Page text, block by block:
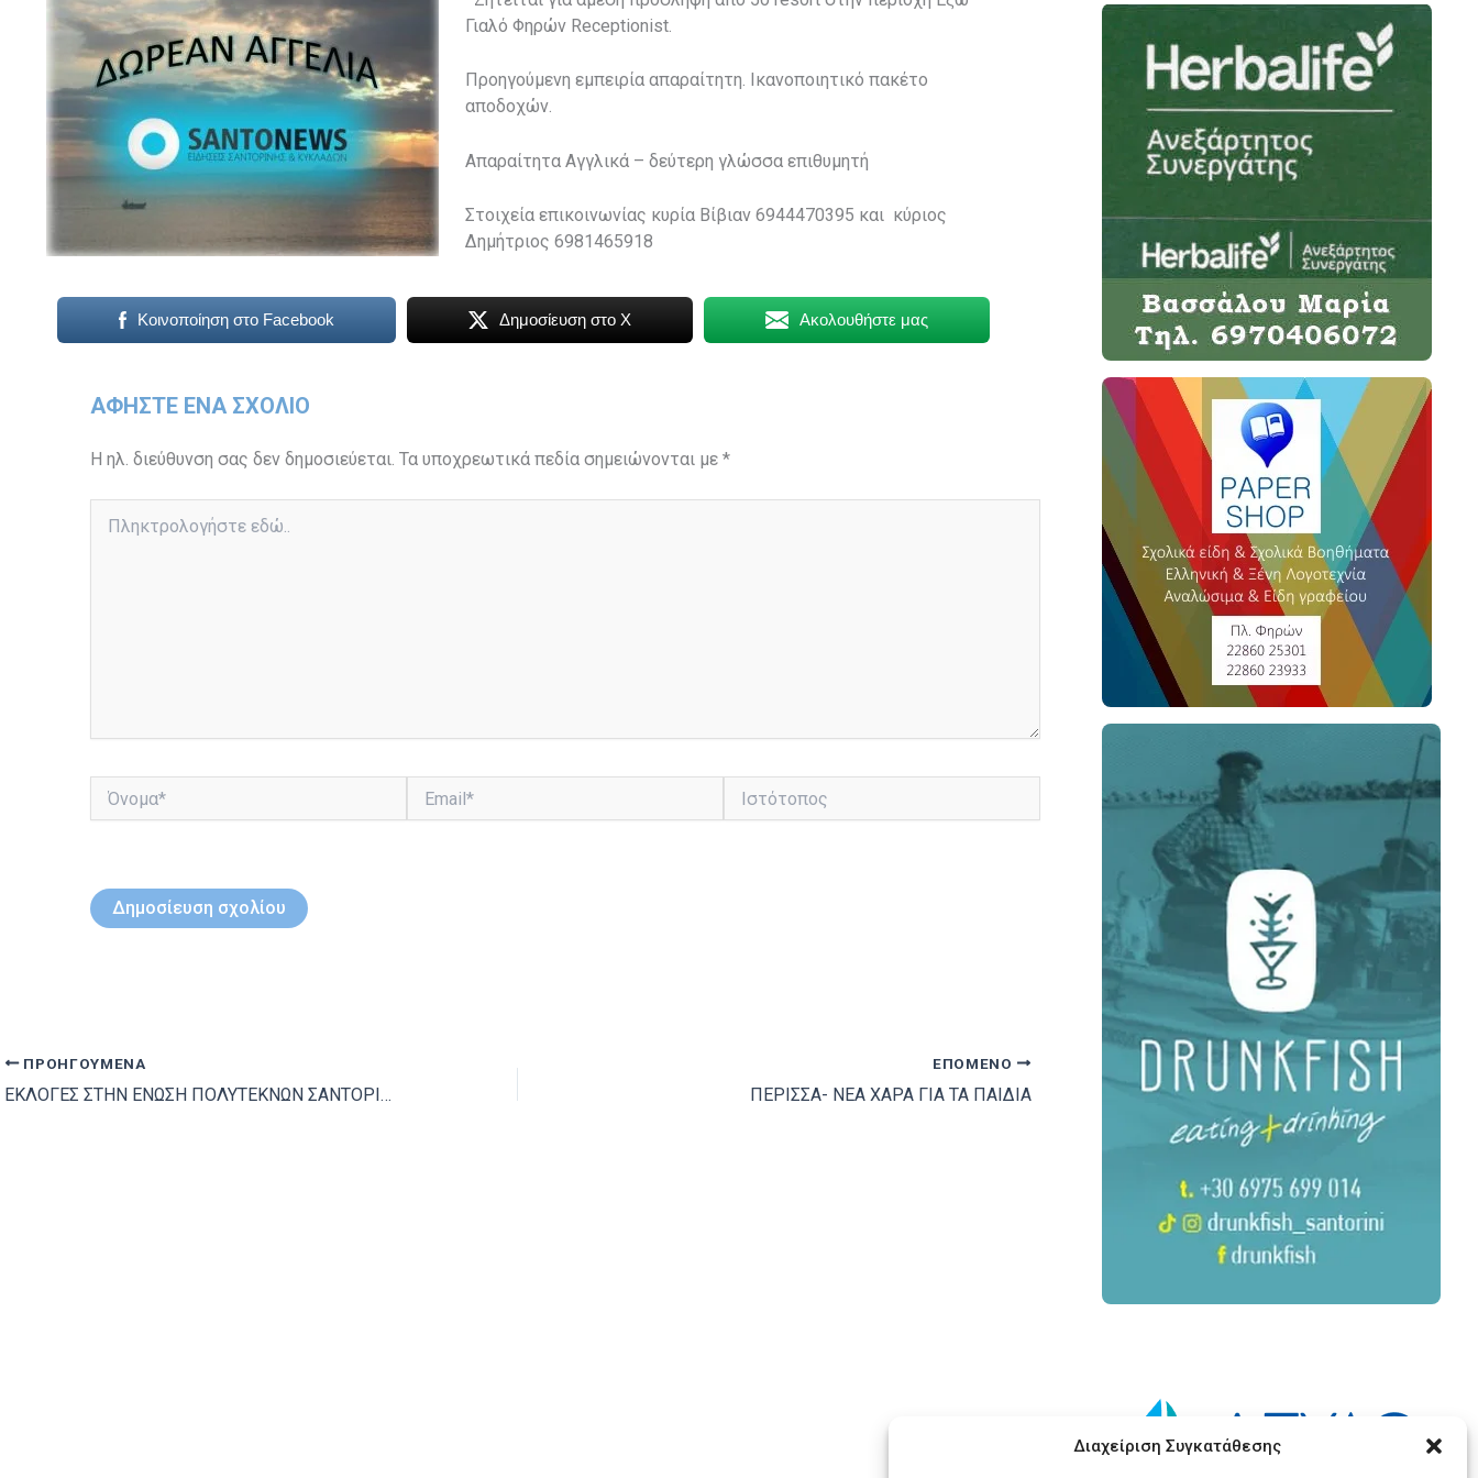
Διαχείριση Συγκατάθεσης
Γιαλό Φηρών Receptionist
Προηγούμενη εμπειρία απαραίτητη. Ικανοποιητικό πακέτο
αποδοχών.
Απαραίτητα Αγγλικά – δεύτερη γλώσσα επιθυμητή
Στοιχεία επικοινωνίας κυρία Βίβιαν 6944470395 και κύριος
Δημήτριος 6981465918
Κοινοποίηση στο Facebook Δημοσίευση στο X Ακολουθήστε μας
ΑΦΉΣΤΕ ΈΝΑ ΣΧΌΛΙΟ
Η ηλ. διεύθυνση σας δεν δημοσιεύεται. Τα υποχρεωτικά πεδία σημειώνονται με *
εδώ..
ΠΡΟΗΓΟΎΜΕΝΑ
ΕΚΛΟΓΕΣ ΣΤΗΝ ΕΝΩΣΗ ΠΟΛΥΤΕΚΝΩΝ ΣΑΝΤΟΡΙΝΗΣ
ΕΠΌΜΕΝΟ
ΠΕΡΙΣΣΑ- ΝΕΑ ΧΑΡΑ ΓΙΑ ΤΑ ΠΑΙΔΙΑ